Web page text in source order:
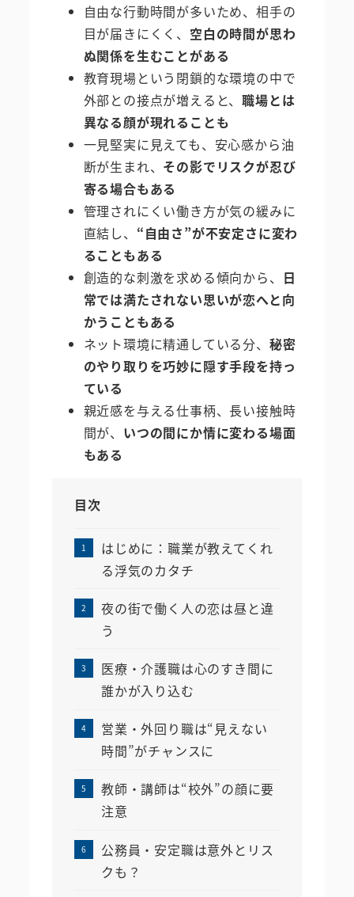
自由な行動時間が多いため、相手の
目が届きにくく、 空白の時間が思わ
ぬ関係を生むことがある
教育現場という閉鎖的な環境の中で
外部との接点が増えると、職場とは
異なる顔が現れることも
一見堅実に見えても、安心感から油
断が生まれ、 その影でリスクが忍び
寄る場合もある
管理されにくい働き方が気の緩みに
直結し、 “自由さ”が不安定さに変わ
ることもある
創造的な刺激を求める傾向から、 日
常では満たされない思いが恋へと向
かうこともある
ネット環境に精通している分、 秘密
のやり取りを巧妙に隠す手段を持っ
ている
親近感を与える仕事柄、長い接触時
間が、 いつの間にか情に変わる場面
もある
目次
はじめに：職業が教えてくれ
る浮気のカタチ
夜の街で働く人の恋は昼と違
う
医療・介護職は心のすき間に
誰かが入り込む
営業・外回り職は“見えない
時間”がチャンスに
教師・講師は“校外”の顔に要
注意
公務員・安定職は意外とリス
クも？